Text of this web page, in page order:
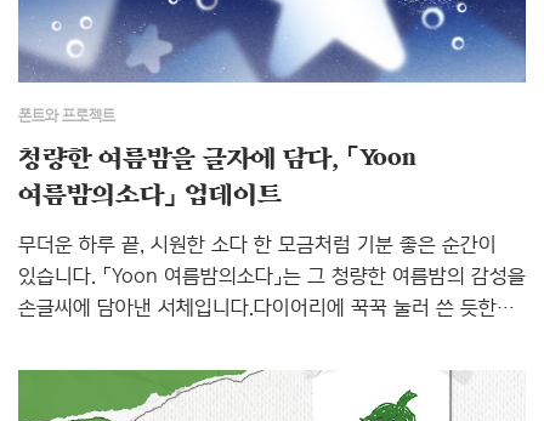
이미 이원화 구조로 기획을 가져오셨고, 스펙을 논의한 뒤
최종적으로 제목용과 본문용 한 벌씩 제작하는 것으로
정해졌습니다. ‘마초의사춘기’라는 상반..
폰트와 프로젝트
청량한 여름밤을 글자에 담다, 「Yoon
여름밤의소다」 업데이트
무더운 하루 끝, 시원한 소다 한 모금처럼 기분 좋은 순간이
있습니다. 「Yoon 여름밤의소다」는 그 청량한 여름밤의 감성을
손글씨에 담아낸 서체입니다.다이어리에 꾹꾹 눌러 쓴 듯한
분위기를 더했습니다.또한 동글동글하고 꽉 찬 'ㅇ'은 톡톡
터지는 탄산 기포를 떠올리게 하며, 보는 것만으로도 시원한